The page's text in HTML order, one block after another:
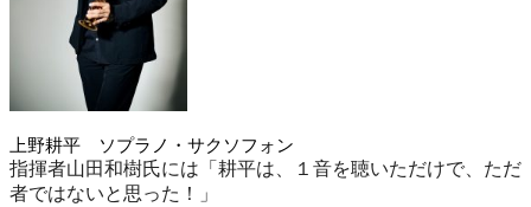
上野耕平 ソプラノ・サクソフォン
指揮者山田和樹氏には「耕平は、１音を聴いただけで、ただ
者ではないと思った！」